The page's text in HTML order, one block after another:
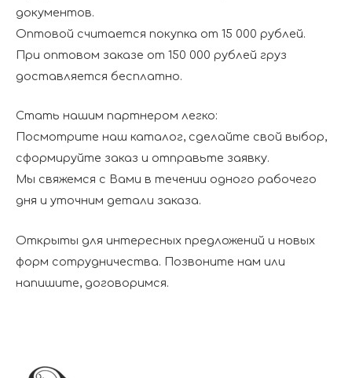
документов.
Оптовой считается покупка от 15 000 рублей.
При оптовом заказе от 150 000 рублей груз
доставляется бесплатно.
Стать нашим партнером легко:
Посмотрите наш каталог, сделайте свой выбор,
сформируйте заказ и отправьте заявку.
Мы свяжемся с Вами в течении одного рабочего
дня и уточним детали заказа.
Открыты для интересных предложений и новых
форм сотрудничества. Позвоните нам или
напишите, договоримся.